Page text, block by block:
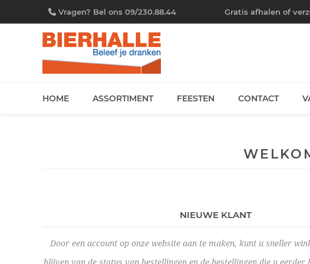
Vragen? Bel ons 09/230.88.44 Gratis afhalen of
HOME ASSORTIMENT FEESTEN CONTACT
NIEUWE KLANT
Door een account op onze website aan te maken, kunt u sneller